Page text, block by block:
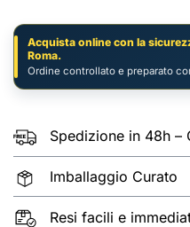
Acquista online con la
Roma.
Ordine controllato e preparato
Spedizione in 48h –
Imballaggio Curato
Resi facili e